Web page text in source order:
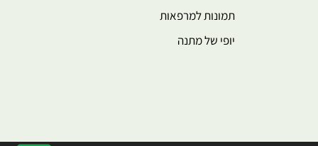
תמונות למרפאות
יופי של מתנה